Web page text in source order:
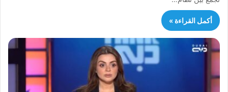
أكمل القراءة »